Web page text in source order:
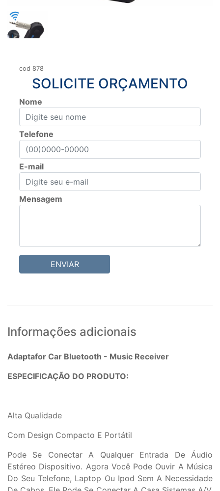
cod 878
SOLICITE ORÇAMENTO
Nome
Telefone
E-mail
Mensagem
ENVIAR
Informações adicionais
Adaptafor Car Bluetooth - Music Receiver
ESPECIFICAÇÃO DO PRODUTO:
Alta Qualidade
Com Design Compacto E Portátil
Pode Se Conectar A Qualquer Entrada De Áudio
Estéreo Dispositivo. Agora Você Pode Ouvir A Música
Do Seu Telefone, Laptop Ou Ipod Sem A Necessidade